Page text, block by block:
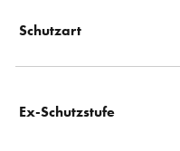
Schutzart
Ex-Schutzstufe